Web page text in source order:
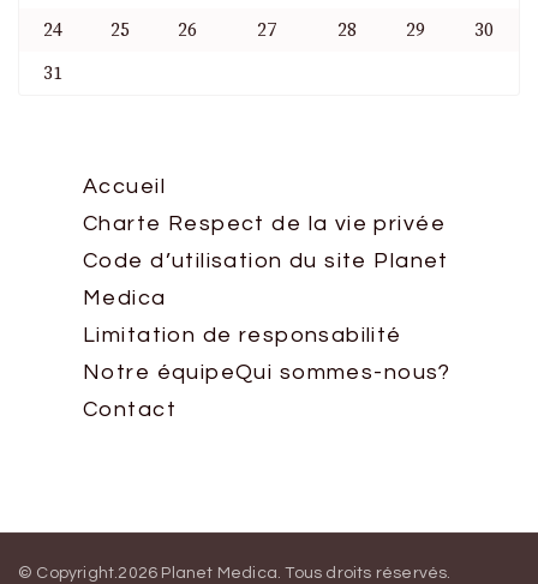
24
25 26 27 28 29
30
31
Accueil
Charte Respect de la vie privée
Code d’utilisation du site Planet
Medica
Limitation de responsabilité
Notre équipeQui sommes-nous?
Contact
© Copyright.2026 Planet Medica . Tous droits réservés.